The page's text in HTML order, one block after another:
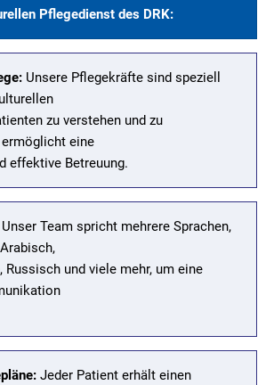
Pflegedienst des DRK:
Unsere Pflegekräfte sind speziell
zu verstehen und zu
eine
effektive Betreuung.
Unser Team spricht mehrere Sprachen,
Russisch und viele mehr, um eine
Jeder Patient erhält einen